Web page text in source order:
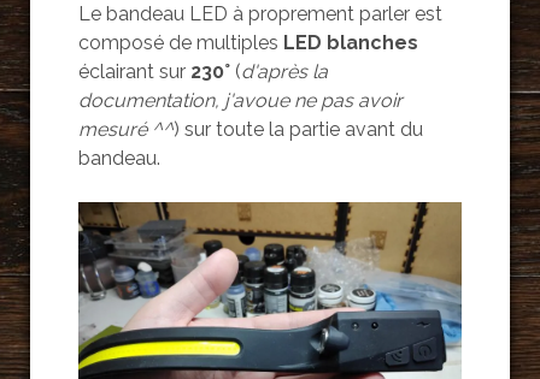
Le bandeau LED à proprement parler est
composé de multiples LED blanches
éclairant sur 230°(d'après la
documentation, j'avoue ne pas avoir
mesuré ^^) sur toute la partie avant du
bandeau.